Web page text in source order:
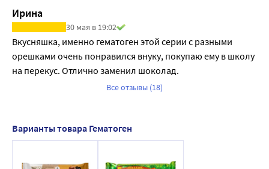
Ирина
30 мая в 19:02
Вкусняшка, именно гематоген этой серии с разными
орешками очень понравился внуку, покупаю ему в школу
на перекус. Отлично заменил шоколад.
Все отзывы (18)
Варианты товара Гематоген